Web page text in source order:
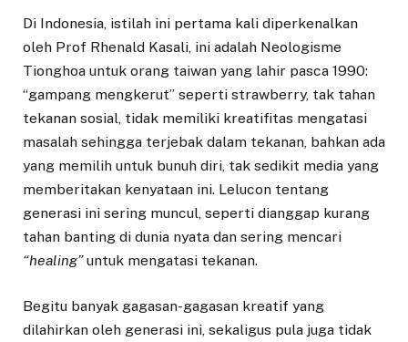
Di Indonesia, istilah ini pertama kali diperkenalkan
oleh Prof Rhenald Kasali, ini adalah Neologisme
Tionghoa untuk orang taiwan yang lahir pasca 1990:
“gampang mengkerut” seperti strawberry, tak tahan
tekanan sosial, tidak memiliki kreatifitas mengatasi
masalah sehingga terjebak dalam tekanan, bahkan ada
yang memilih untuk bunuh diri, tak sedikit media yang
memberitakan kenyataan ini. Lelucon tentang
generasi ini sering muncul, seperti dianggap kurang
tahan banting di dunia nyata dan sering mencari
“healing”untuk mengatasi tekanan.
Begitu banyak gagasan-gagasan kreatif yang
dilahirkan oleh generasi ini, sekaligus pula juga tidak